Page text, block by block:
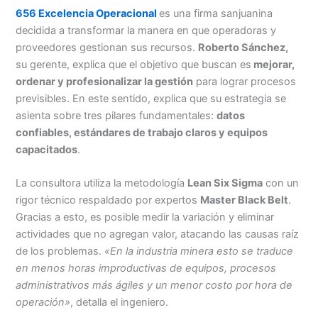
656 Excelencia Operacional es una firma sanjuanina
decidida a transformar la manera en que operadoras y
proveedores gestionan sus recursos. Roberto Sánchez,
su gerente, explica que el objetivo que buscan es mejorar,
ordenar y profesionalizar la gestión para lograr procesos
previsibles. En este sentido, explica que su estrategia se
asienta sobre tres pilares fundamentales:datos
confiables, estándares de trabajo claros y equipos
capacitados.
La consultora utiliza la metodología Lean Six Sigma con un
rigor técnico respaldado por expertos Master Black Belt.
Gracias a esto, es posible medir la variación y eliminar
actividades que no agregan valor, atacando las causas raíz
de los problemas. «En la industria minera esto se traduce
en menos horas improductivas de equipos, procesos
administrativos más ágiles y un menor costo por hora de
operación», detalla el ingeniero.